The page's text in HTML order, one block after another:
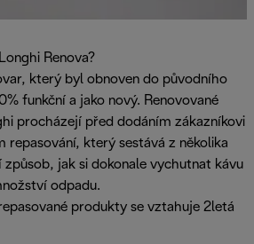
Renova?
který byl obnoven do původního
funkční a jako nový. Renovované
procházejí před dodáním zákazníkovi
repasování, který sestává z několika
způsob, jak si dokonale vychutnat kávu
odpadu.
produkty se vztahuje 2letá